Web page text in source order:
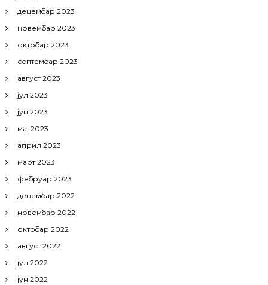
децембар 2023
новембар 2023
октобар 2023
септембар 2023
август 2023
јул 2023
јун 2023
мај 2023
април 2023
март 2023
фебруар 2023
децембар 2022
новембар 2022
октобар 2022
август 2022
јул 2022
јун 2022